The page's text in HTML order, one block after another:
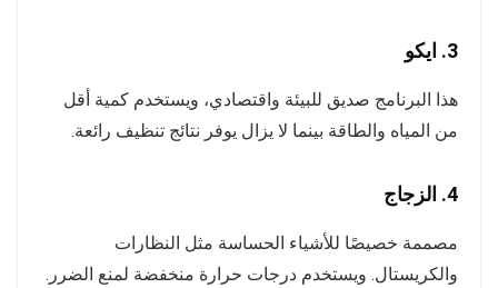
3. ايكو
هذا البرنامج صديق للبيئة واقتصادي، ويستخدم كمية أقل
من المياه والطاقة بينما لا يزال يوفر نتائج تنظيف رائعة.
4. الزجاج
مصممة خصيصًا للأشياء الحساسة مثل النظارات
والكريستال. ويستخدم درجات حرارة منخفضة لمنع الضرر.